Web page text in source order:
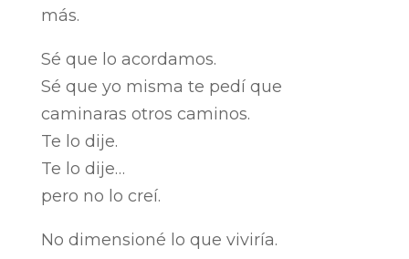
más.
Sé que lo acordamos.
Sé que yo misma te pedí que
caminaras otros caminos.
Te lo dije.
Te lo dije…
pero no lo creí.
No dimensioné lo que viviría.